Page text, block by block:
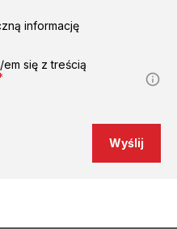
informację
em się z treścią
Wyślij